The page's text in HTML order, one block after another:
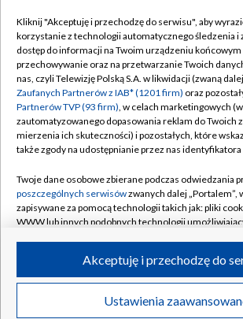
TVP
Abonament TVP
Emisja w TVP
Centrum informacji TVP
Naziemna Telewizja Cyfrowa
Rada Programowa
System NOS
Informacje o nadawcy
Program dla prasy
Regulamin TVP
Polityka prywatności
Moje zgody
Pomoc
Kontakt
Kanały
©2026 Telewizja Polska S.A. w
Kliknij "Akceptuję i przechodzę do serwisu", aby
korzystanie z technologii automatycznego śledzenia i
dostęp do informacji na Twoim urządzeniu końcowym
przechowywanie oraz na przetwarzanie Twoich
nas, czyli Telewizję Polską S.A. w likwidacji (zwaną
Zaufanych Partnerów z IAB* (1201 firm) oraz
Partnerów TVP (93 firm), w celach marketingowych
zautomatyzowanego dopasowania reklam do Twoich
mierzenia ich skuteczności) i pozostałych, które
także zgody na udostępnianie przez nas identyfikatora
Twoje dane osobowe zbierane podczas odwiedzania
poszczególnych serwisówzwanych dalej
zapisywane za pomocą technologii takich jak: pliki
WWW lub innych podobnych technologii
ruchu w Internecie.
Twoje dane osobowe zbierane podczas odwiedzania
poszczególnych serwisówna Portalu, takie jak adresy
Ustawienia
Akceptuję i przechodzę do